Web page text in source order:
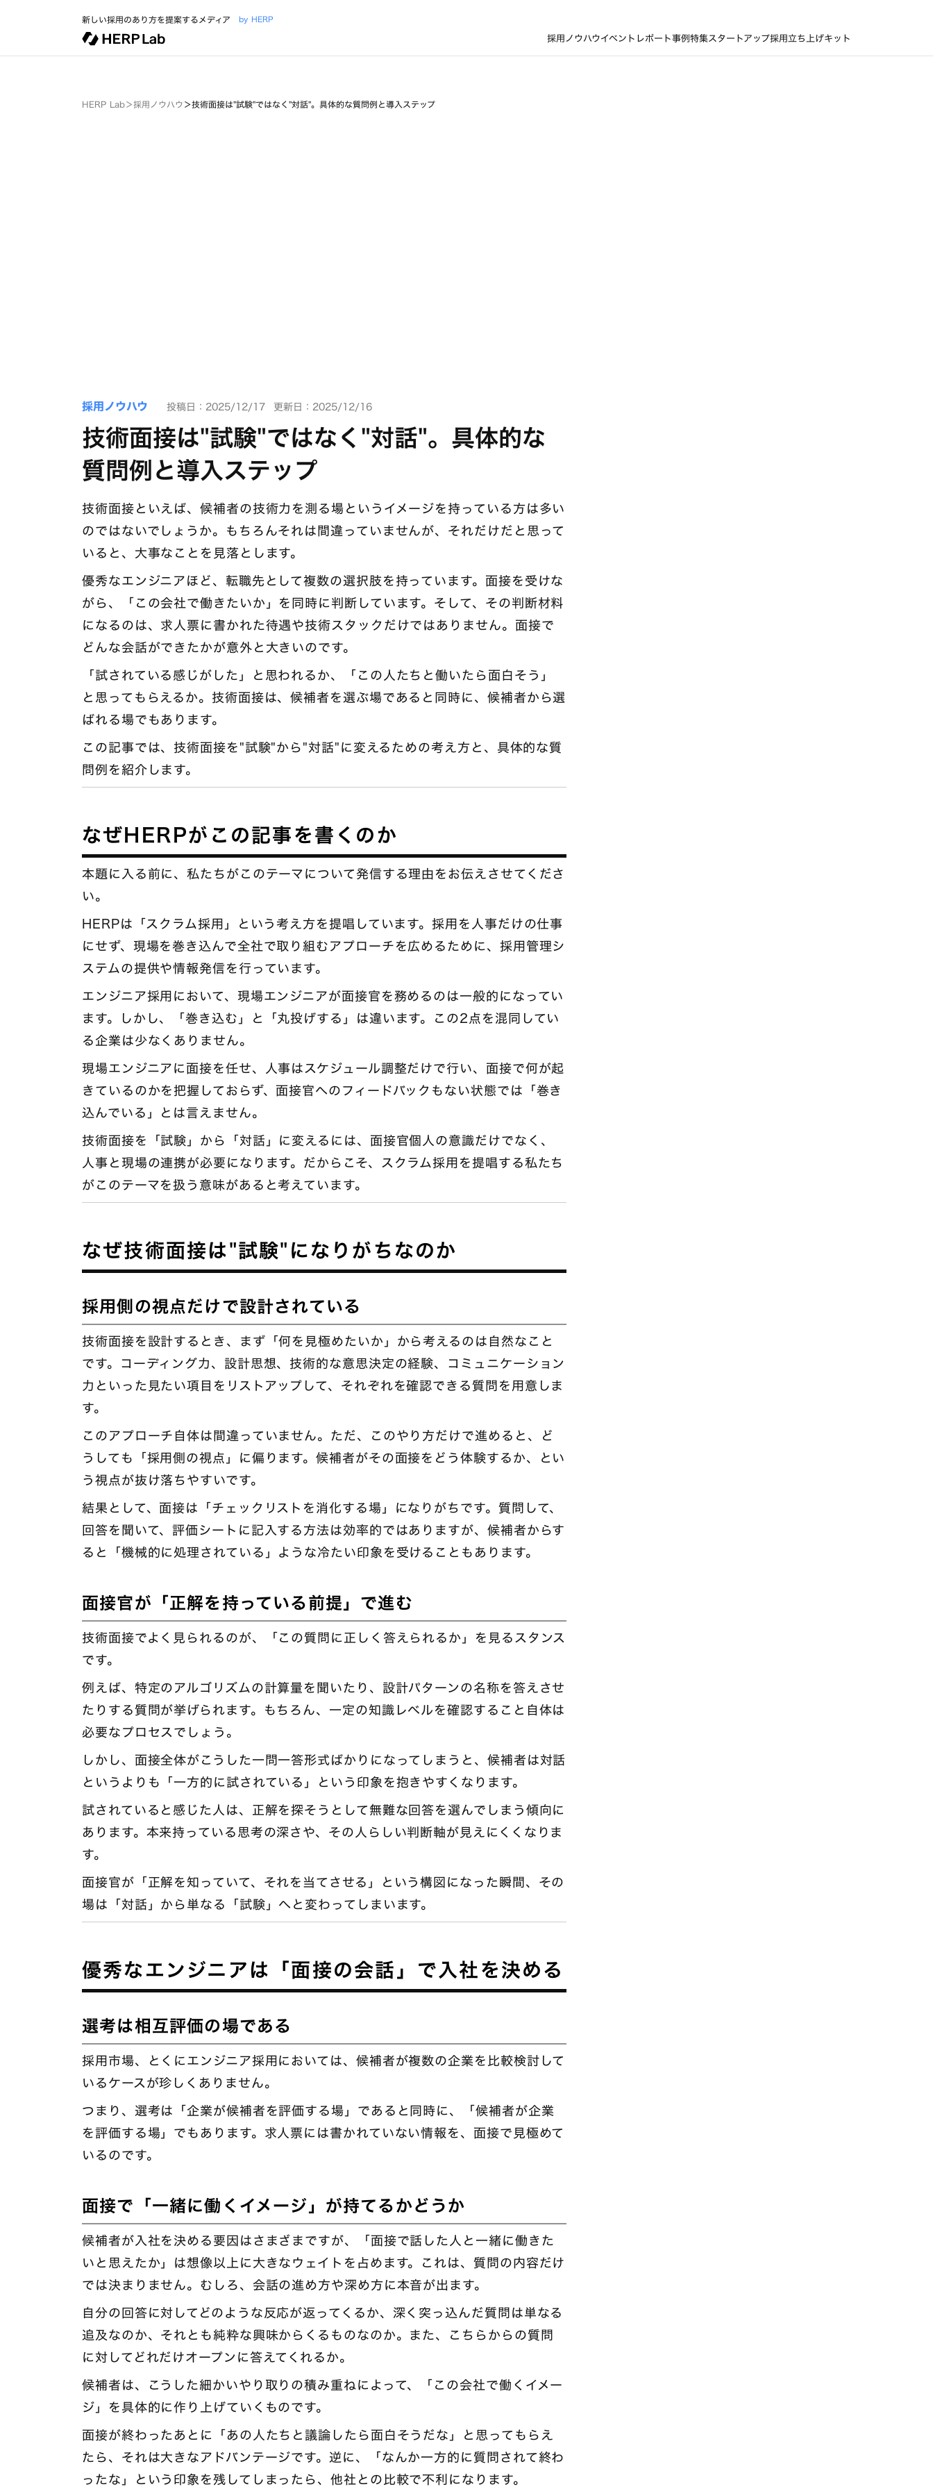
新しい採用のあり方を提案するメディア by HERP
採用ノウハウイベントレポート事例特集スタートアップ採用立ち上げキット
HERP Lab＞採用ノウハウ＞技術面接は"試験"ではなく"対話"。具体的な質問例と導入ステップ
採用ノウハウ 投稿日：2025/12/17 更新日：2025/12/16
技術面接は"試験"ではなく"対話"。具体的な
質問例と導入ステップ
技術面接といえば、候補者の技術力を測る場というイメージを持っている方は多い
のではないでしょうか。もちろんそれは間違っていませんが、それだけだと思って
いると、大事なことを見落とします。
優秀なエンジニアほど、転職先として複数の選択肢を持っています。面接を受けな
がら、「この会社で働きたいか」を同時に判断しています。そして、その判断材料
になるのは、求人票に書かれた待遇や技術スタックだけではありません。面接で
どんな会話ができたかが意外と大きいのです。
「試されている感じがした」と思われるか、「この人たちと働いたら面白そう」
と思ってもらえるか。技術面接は、候補者を選ぶ場であると同時に、候補者から選
ばれる場でもあります。
この記事では、技術面接を"試験"から"対話"に変えるための考え方と、具体的な質
問例を紹介します。
なぜHERPがこの記事を書くのか
本題に入る前に、私たちがこのテーマについて発信する理由をお伝えさせてくださ
い。
HERPは「スクラム採用」という考え方を提唱しています。採用を人事だけの仕事
にせず、現場を巻き込んで全社で取り組むアプローチを広めるために、採用管理シ
ステムの提供や情報発信を行っています。
エンジニア採用において、現場エンジニアが面接官を務めるのは一般的になってい
ます。しかし、「巻き込む」と「丸投げする」は違います。この2点を混同してい
る企業は少なくありません。
現場エンジニアに面接を任せ、人事はスケジュール調整だけで行い、面接で何が起
きているのかを把握しておらず、面接官へのフィードバックもない状態では「巻き
込んでいる」とは言えません。
技術面接を「試験」から「対話」に変えるには、面接官個人の意識だけでなく、
人事と現場の連携が必要になります。だからこそ、スクラム採用を提唱する私たち
がこのテーマを扱う意味があると考えています。
なぜ技術面接は"試験"になりがちなのか
採用側の視点だけで設計されている
技術面接を設計するとき、まず「何を見極めたいか」から考えるのは自然なこと
です。コーディング力、設計思想、技術的な意思決定の経験、コミュニケーション
力といった見たい項目をリストアップして、それぞれを確認できる質問を用意しま
す。
このアプローチ自体は間違っていません。ただ、このやり方だけで進めると、ど
うしても「採用側の視点」に偏ります。候補者がその面接をどう体験するか、とい
う視点が抜け落ちやすいです。
結果として、面接は「チェックリストを消化する場」になりがちです。質問して、
回答を聞いて、評価シートに記入する方法は効率的ではありますが、候補者からす
ると「機械的に処理されている」ような冷たい印象を受けることもあります。
面接官が「正解を持っている前提」で進む
技術面接でよく見られるのが、「この質問に正しく答えられるか」を見るスタンス
です。
例えば、特定のアルゴリズムの計算量を聞いたり、設計パターンの名称を答えさせ
たりする質問が挙げられます。もちろん、一定の知識レベルを確認すること自体は
必要なプロセスでしょう。
しかし、面接全体がこうした一問一答形式ばかりになってしまうと、候補者は対話
というよりも「一方的に試されている」という印象を抱きやすくなります。
試されていると感じた人は、正解を探そうとして無難な回答を選んでしまう傾向に
あります。本来持っている思考の深さや、その人らしい判断軸が見えにくくなりま
す。
面接官が「正解を知っていて、それを当てさせる」という構図になった瞬間、その
場は「対話」から単なる「試験」へと変わってしまいます。
優秀なエンジニアは「面接の会話」で入社を決める
選考は相互評価の場である
採用市場、とくにエンジニア採用においては、候補者が複数の企業を比較検討して
いるケースが珍しくありません。
つまり、選考は「企業が候補者を評価する場」であると同時に、「候補者が企業
を評価する場」でもあります。求人票には書かれていない情報を、面接で見極めて
いるのです。
面接で「一緒に働くイメージ」が持てるかどうか
候補者が入社を決める要因はさまざまですが、「面接で話した人と一緒に働きた
いと思えたか」は想像以上に大きなウェイトを占めます。これは、質問の内容だけ
では決まりません。むしろ、会話の進め方や深め方に本音が出ます。
自分の回答に対してどのような反応が返ってくるか、深く突っ込んだ質問は単なる
追及なのか、それとも純粋な興味からくるものなのか。また、こちらからの質問
に対してどれだけオープンに答えてくれるか。
候補者は、こうした細かいやり取りの積み重ねによって、「この会社で働くイメー
ジ」を具体的に作り上げていくものです。
面接が終わったあとに「あの人たちと議論したら面白そうだな」と思ってもらえ
たら、それは大きなアドバンテージです。逆に、「なんか一方的に質問されて終わ
ったな」という印象を残してしまったら、他社との比較で不利になります。